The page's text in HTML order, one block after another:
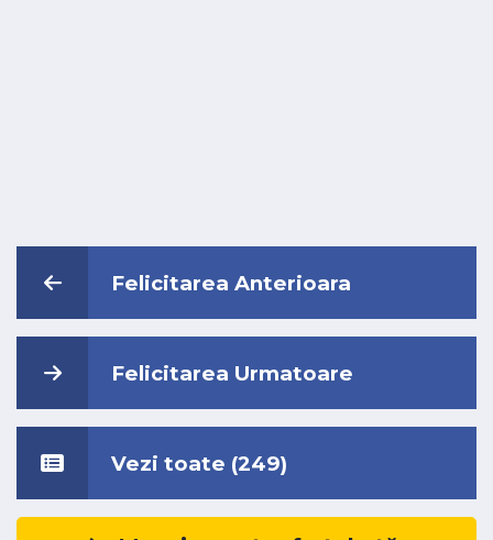
Felicitarea Anterioara
Felicitarea Urmatoare
Vezi toate (249)